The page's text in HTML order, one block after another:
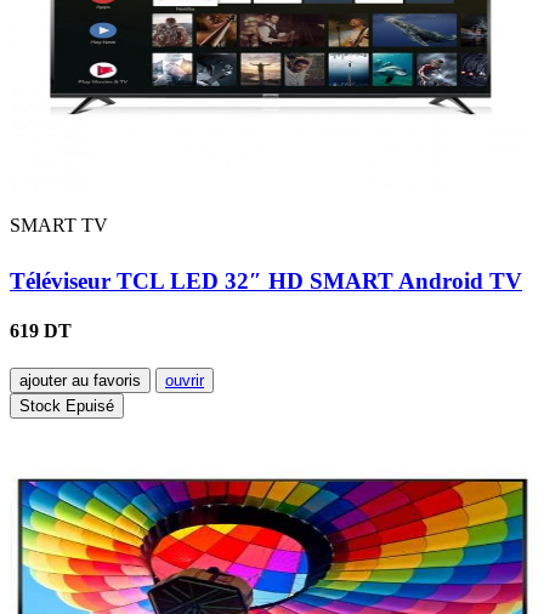
SMART TV
Téléviseur TCL LED 32″ HD SMART Android TV
619 DT
ajouter au favoris
ouvrir
Stock Epuisé